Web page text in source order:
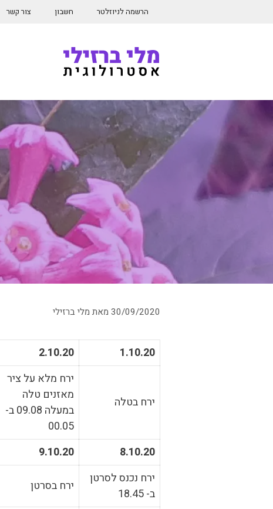
הרשמה לניוזלטר חשבון צור קשר
30/09/2020 מאת מלי ברזילי
1.10.20
2.10.20
ירח בטלה
ירח מלא על ציר
מאזנים טלה
במעלה 09.08 ב-
00.05
8.10.20
9.10.20
ירח נכנס לסרטן
ב- 18.45
ירח בסרטן